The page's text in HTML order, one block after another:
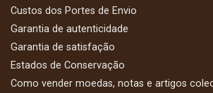
Custos dos Portes de Envio
Garantia de autenticidade
Garantia de satisfação
Estados de Conservação
Como vender moedas, notas e artigos